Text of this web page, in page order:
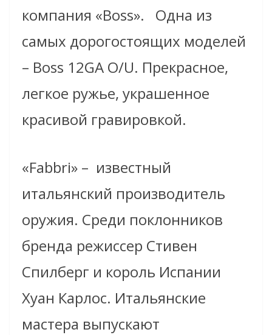
компания «Boss».
Одна из
самых дорогостоящих моделей
– Boss 12GA O/U. Прекрасное,
легкое ружье, украшенное
красивой гравировкой.
«Fabbri» – известный
итальянский производитель
оружия. Среди поклонников
бренда режиссер Стивен
Спилберг и король Испании
Хуан Карлос. Итальянские
мастера выпускают